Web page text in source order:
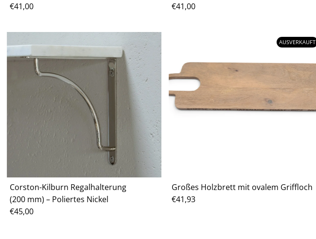
Regulärer
€41,00
Regulärer
€41,00
Corston-Kilburn Regalhalterung
(200 mm) – Poliertes Nickel
Regulärer
€45,00
AUSVERKAUFT
Großes Holzbrett mit ovalem Griffloch
Regulärer
€41,93